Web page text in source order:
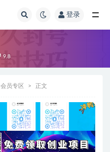
登录
9.8
会员专区 正文